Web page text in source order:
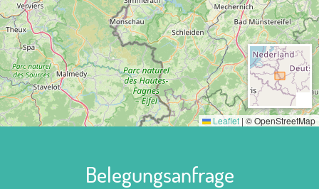
Leaflet | © OpenStreetMap
Belegungsanfrage